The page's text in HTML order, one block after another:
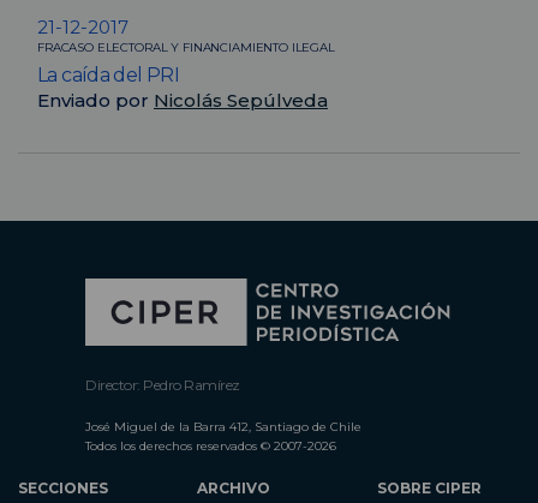
21-12-2017
FRACASO ELECTORAL Y FINANCIAMIENTO ILEGAL
La caída del PRI
Enviado por Nicolás Sepúlveda
Director: Pedro Ramírez
José Miguel de la Barra 412, Santiago de Chile
Todos los derechos reservados © 2007-2026
SECCIONES ARCHIVO SOBRE CIPER